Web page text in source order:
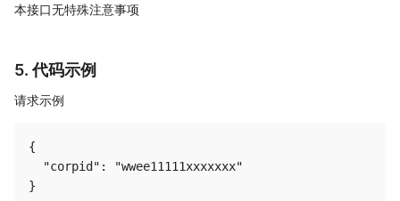
本接口无特殊注意事项
5. 代码示例
请求示例
{
  "corpid": "wwee11111xxxxxxx"